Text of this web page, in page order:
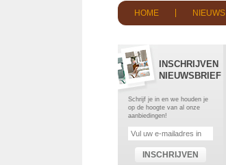
HOME NIEUWS
INSCHRIJVEN
NIEUWSBRIEF
Schrijf je in en we houden je
op de hoogte van al onze
aanbiedingen!
INSCHRIJVEN